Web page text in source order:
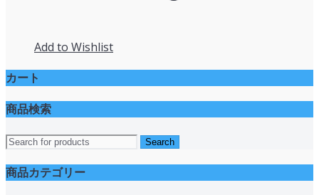
Add to Wishlist
カート
商品検索
商品カテゴリー